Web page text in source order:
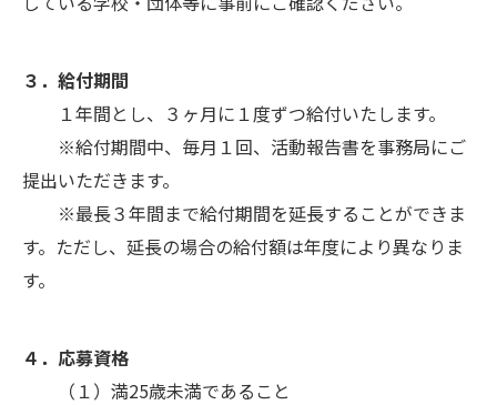
３．給付期間
１年間とし、３ヶ月に１度ずつ給付いたします。
※給付期間中、毎月１回、活動報告書を事務局にご
提出いただきます。
※最長３年間まで給付期間を延長することができま
す。ただし、延長の場合の給付額は年度により異なりま
す。
４．応募資格
（１）満25歳未満であること